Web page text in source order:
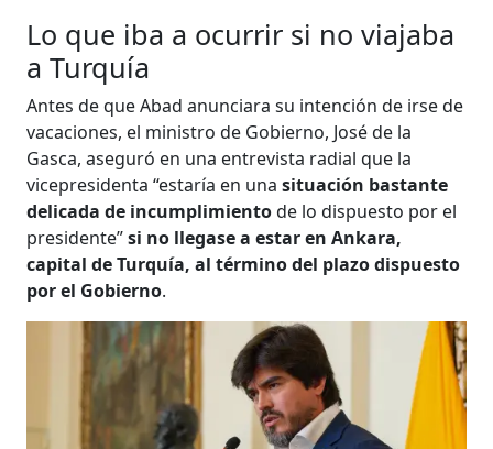
Lo que iba a ocurrir si no viajaba
a Turquía
Antes de que Abad anunciara su intención de irse de
vacaciones, el ministro de Gobierno, José de la
Gasca, aseguró en una entrevista radial que la
vicepresidenta “estaría en unasituación bastante
delicada de incumplimientode lo dispuesto por el
presidente”si no llegase a estar en Ankara,
capital de Turquía, al término del plazo dispuesto
por el Gobierno.